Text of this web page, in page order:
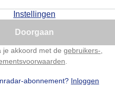
Instellingen
Doorgaan
je akkoord met de gebruikers-
abonnement? Inloggen
moment geduld aub...
#bewolking
toon de popup
misschien later
en wil je niet elke dag deze pop-
om dit aan te passen